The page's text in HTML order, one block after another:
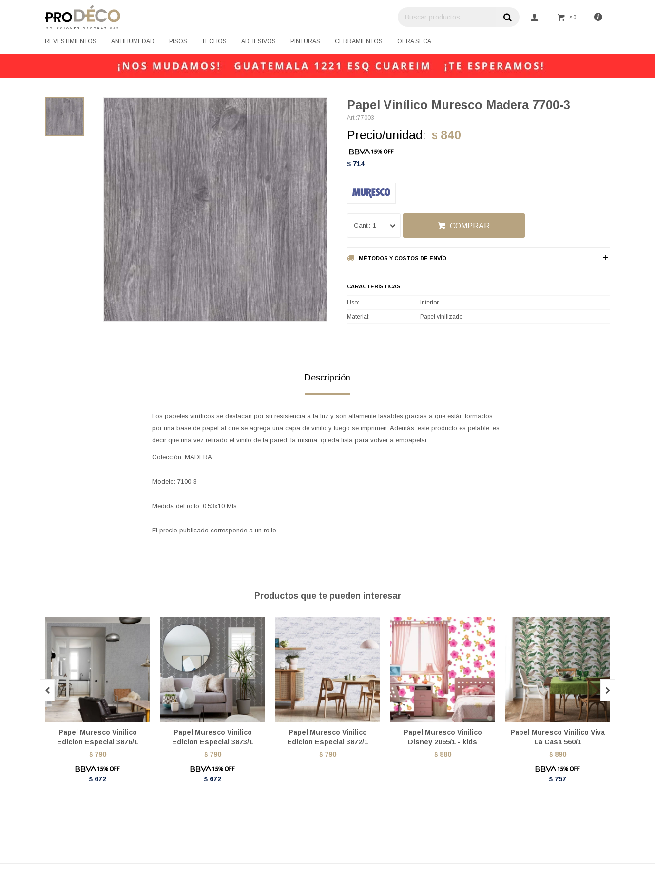
REVESTIMIENTOS ANTIHUMEDAD PISOS TECHOS ADHESIVOS PINTURAS CERRAMIENTOS OBRA SECA
$ 0
Papel Vinílico Muresco Madera 7700-3
77003
Precio/unidad: $ 840
$ 714
1 COMPRAR
MÉTODOS Y COSTOS DE ENVÍO
CARACTERÍSTICAS
Uso Interior
Material Papel vinilizado
Descripción
Los papeles vinílicos se destacan por su resistencia a la luz y son altamente lavables gracias a que están formados
por una base de papel al que se agrega una capa de vinilo y luego se imprimen. Además, este producto es pelable, es
decir que una vez retirado el vinilo de la pared, la misma, queda lista para volver a empapelar.
Colección: MADERA
Modelo: 7100-3
Medida del rollo: 0,53x10 Mts
El precio publicado corresponde a un rollo.
Productos que te pueden interesar
Papel Muresco Vinilico
Edicion Especial 3876/1
$ 790
$ 672
Papel Muresco Vinilico
Edicion Especial 3873/1
$ 790
$ 672
Papel Muresco Vinilico
Edicion Especial 3872/1
$ 790
Papel Muresco Vinilico
Disney 2065/1 - kids
$ 880
Papel Muresco Vinilico Viva
La Casa 560/1
$ 890
$ 757
 